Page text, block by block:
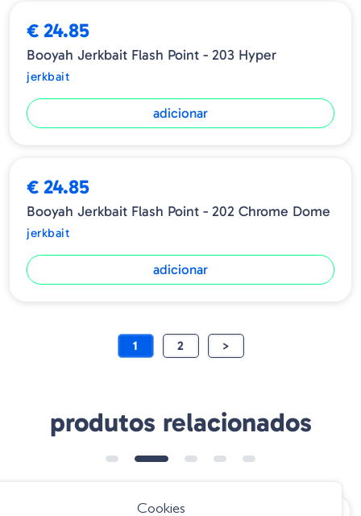
€ 24.85
Booyah Jerkbait Flash Point - 203 Hyper
jerkbait
adicionar
€ 24.85
Booyah Jerkbait Flash Point - 202 Chrome Dome
jerkbait
adicionar
1 2 >
produtos relacionados
Cookies